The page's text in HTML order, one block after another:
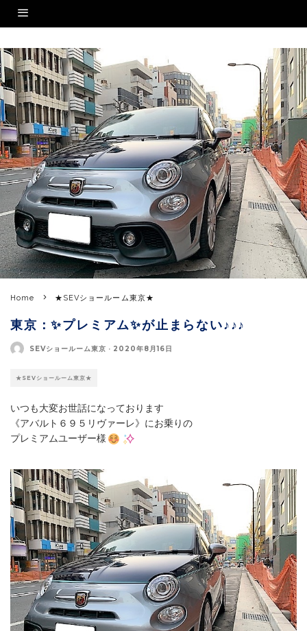
Home ★SEVショールーム東京★
東京：✨プレミアム✨が止まらない♪♪♪
SEVショールーム東京 · 2020年8月16日
★SEVショールーム東京★
いつも大変お世話になっております
《アバルト６９５リヴァーレ》にお乗りの
プレミアムユーザー様